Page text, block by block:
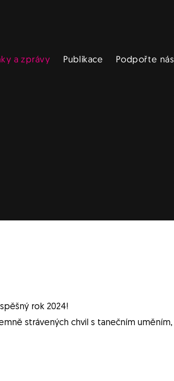
a zprávy Publikace Podpořte nás
rok 2024!
strávených chvil s tanečním uměním,